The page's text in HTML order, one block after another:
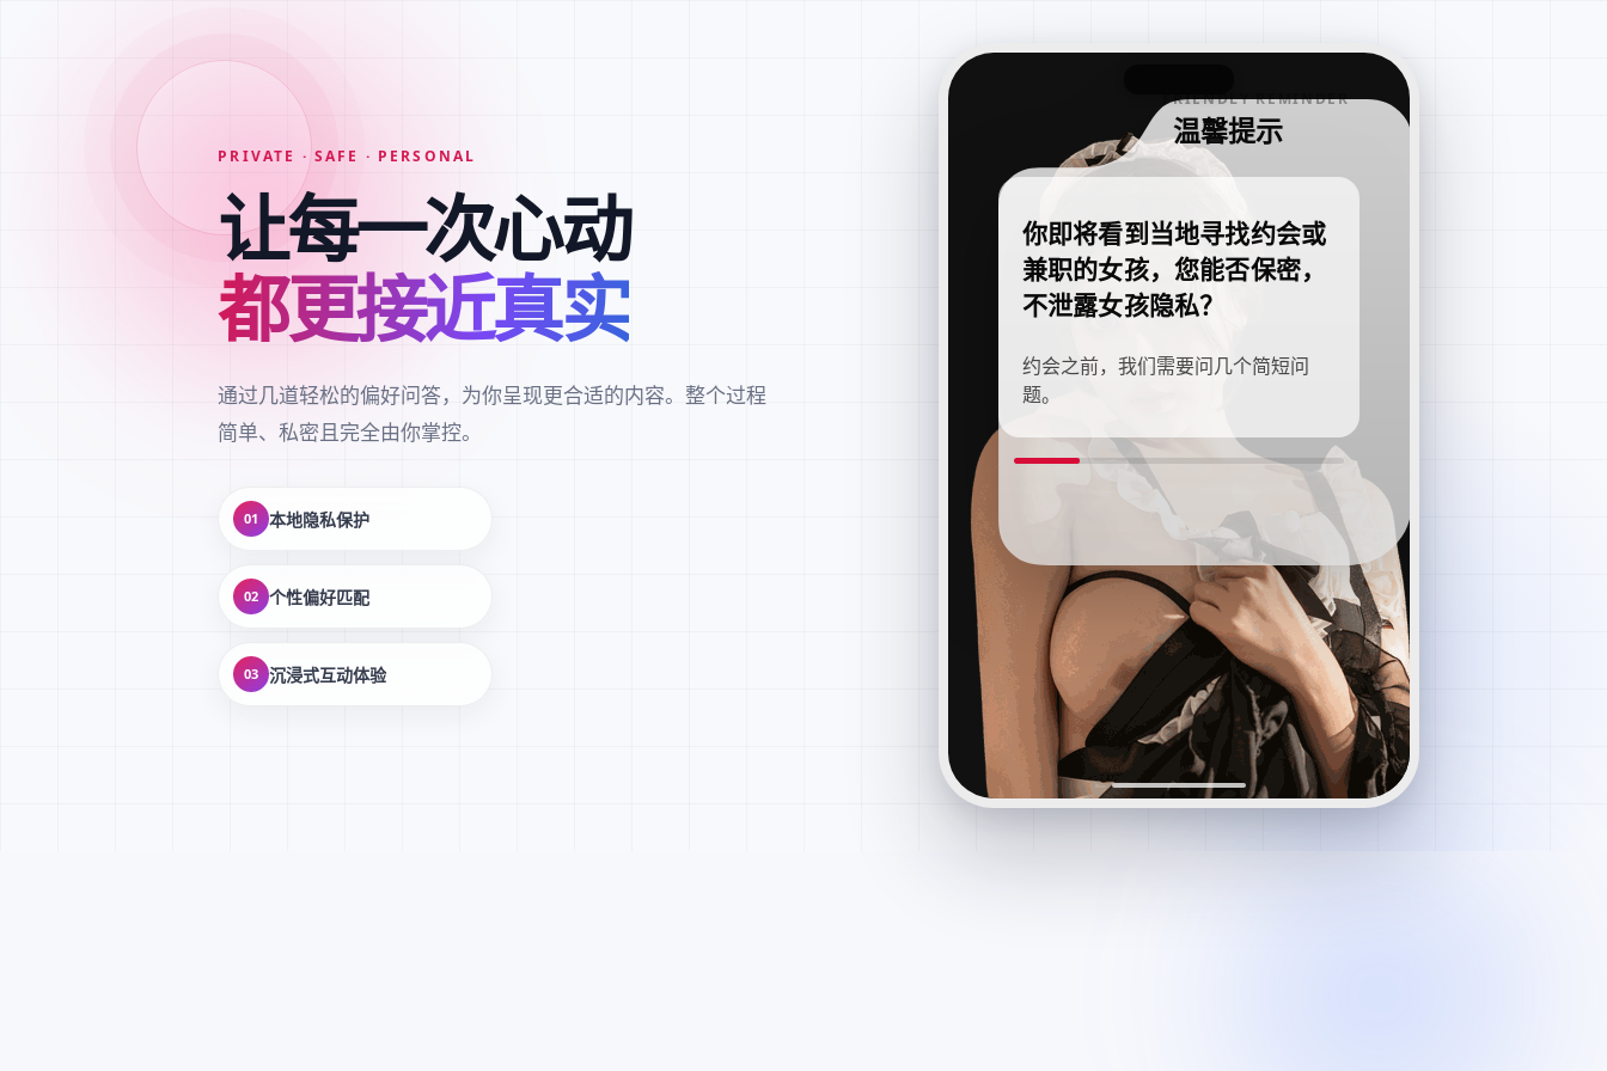
PRIVATE · SAFE · PERSONAL
让每一次心动
都更接近真实
通过几道轻松的偏好问答，为你呈现更合适的内容。整个过程
简单、私密且完全由你掌控。
01 本地隐私保护
02 个性偏好匹配
03 沉浸式互动体验
FRIENDLY REMINDER
温馨提示
你即将看到当地寻找约会或
兼职的女孩，您能否保密，
不泄露女孩隐私？
约会之前，我们需要问几个简短问
题。